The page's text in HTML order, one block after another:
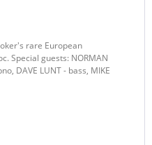
rare European
Special guests: NORMAN
DAVE LUNT - bass, MIKE